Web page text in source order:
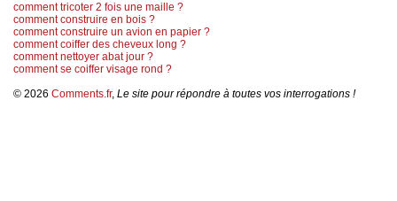
comment tricoter 2 fois une maille ?
comment construire en bois ?
comment construire un avion en papier ?
comment coiffer des cheveux long ?
comment nettoyer abat jour ?
comment se coiffer visage rond ?
© 2026 Comments.fr, Le site pour répondre à toutes vos interrogations !